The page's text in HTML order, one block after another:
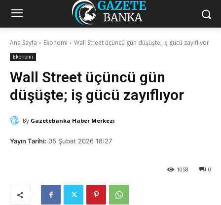
Ana Sayfa Ekonomi Wall Street üçüncü gün düşüşte; iş gücü zayıflıyor
Ekonomi
Wall Street üçüncü gün
düşüşte; iş gücü zayıflıyor
By Gazetebanka Haber Merkezi
Yayın Tarihi: 05 Şubat 2026 18:27
0
1058